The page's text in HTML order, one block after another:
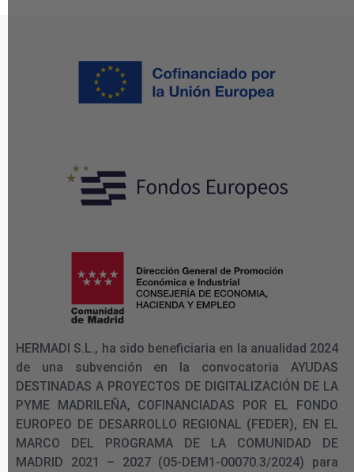
HERMADI S.L., ha sido beneficiaria en la anualidad 2024
de una subvención en la convocatoria AYUDAS
DESTINADAS A PROYECTOS DE DIGITALIZACIÓN DE LA
PYME MADRILEÑA, COFINANCIADAS POR EL FONDO
EUROPEO DE DESARROLLO REGIONAL (FEDER), EN EL
MARCO DEL PROGRAMA DE LA COMUNIDAD DE
MADRID 2021 – 2027 (05-DEM1-00070.3/2024) para